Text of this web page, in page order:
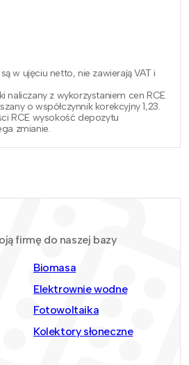
w ujęciu netto, nie zawierają VAT i
naliczany z wykorzystaniem cen RCE
o współczynnik korekcyjny 1,23.
RCE wysokość depozytu
zmianie.
firmę do naszej bazy
Biomasa
Elektrownie wodne
Fotowoltaika
Kolektory słoneczne